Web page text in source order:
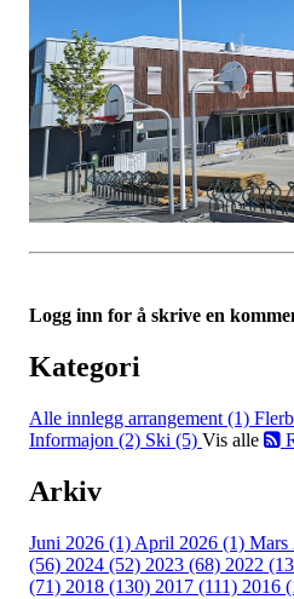
Logg inn for å skrive en
Kategori
Alle innlegg arrangement (1)
Informajon (2) Ski (5) Vis alle
Arkiv
Juni 2026 (1) April 2026 (1) Mars
(56) 2024 (52) 2023 (68) 2022
(71) 2018 (130) 2017 (111) 2016